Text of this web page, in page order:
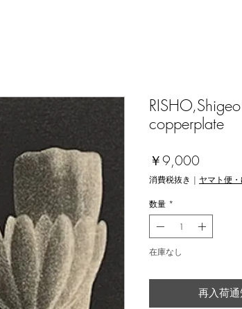
copperplate
￥9,000
格
消費税抜き | ヤマト便
数量 *
在庫なし
再入荷